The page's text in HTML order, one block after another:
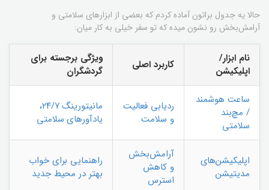
حالا یه جدول براتون آماده کردم که بعضی از ابزارهای سلامتی و
آرامش‌بخش رو نشون میده که تو سفر خیلی به کار میان:
نام ابزار/
اپلیکیشن
کاربرد اصلی
ویژگی برجسته برای
گردشگران
ساعت هوشمند
/ مچ‌بند
سلامتی
ردیابی فعالیت
و سلامت
مانیتورینگ ۲۴/۷،
یادآورهای سلامتی
اپلیکیشن‌های
مدیتیشن
آرامش‌بخش
و کاهش
استرس
راهنمایی برای خواب
بهتر در محیط جدید